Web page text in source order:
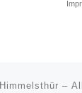
Himmelsthür –